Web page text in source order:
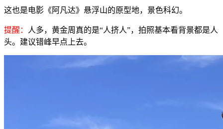
这也是电影《阿凡达》悬浮山的原型地，景色科幻。
提醒：
人多，黄金周真的是“人挤人”，拍照基本看背景都是人
头。建议错峰早点上去。